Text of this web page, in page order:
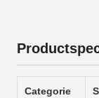
Categorie